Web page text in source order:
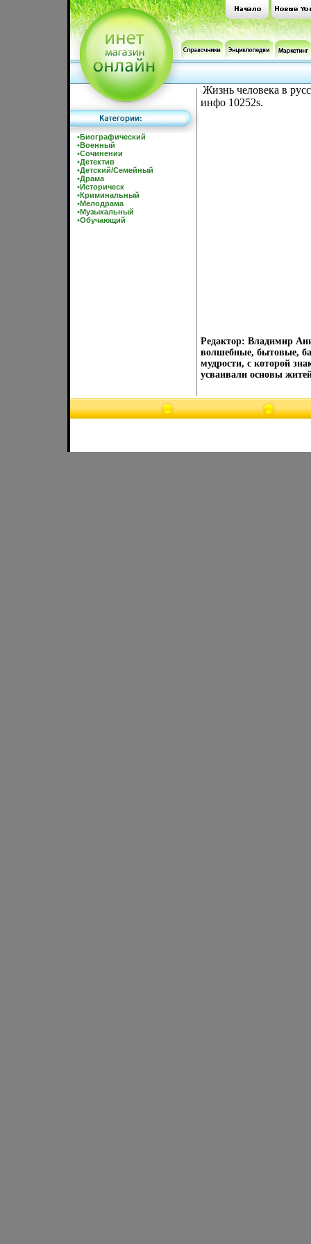
•Биографический
•Военный
•Сочинении
•Детектив
•Детский/Семейный
•Драма
•Историческ
•Криминальный
•Мелодрама
•Музыкальный
•Обучающий
Жизнь человека в
инфо 10252s.
Редактор: Владимир
волшебные, бытовые,
мудрости, с которой
усваивали основы